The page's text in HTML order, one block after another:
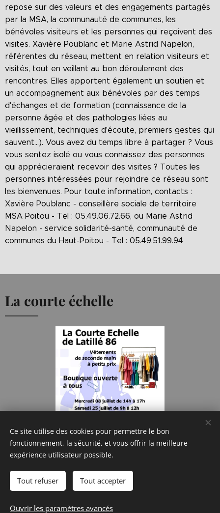
repose sur des valeurs et des engagements partagés
par la MSA, la communauté de communes, les
bénévoles visiteurs et les personnes qui reçoivent des
visites. Xavière Poublanc et Marie Astrid Napelon,
référentes du réseau, mettent en relation visiteurs et
visités, tout en veillant au bon déroulement des
rencontres. Elles apportent également un soutien et
un accompagnement aux bénévoles par des temps
d'échanges et de formation (connaissance de la
personne âgée et des pathologies liées au
vieillissement, techniques d'écoute, premiers gestes qui
sauvent...). Vous avez du temps libre à partager ? Vous
vous sentez isolé ou vous connaissez des personnes
qui apprécieraient recevoir des visites ? Toutes les
personnes intéressées pour rejoindre ce réseau sont
les bienvenues. Pour toute information, contacts :
Xavière Poublanc - conseillère sociale de territoire
MSA Poitou - Tel : 05.49.06.72.66, ou Marie Astrid
Napelon - service solidarité-santé, communauté de
communes du Haut-Poitou - Tel : 05.49.51.99.94
La courte échelle
Ce site utilise des cookies pour permettre le bon
fonctionnement, la sécurité, et vous offrir la meilleure
expérience utilisateur possible.
Tout refuser Tout accepter
Ouvrir les paramètres avancés